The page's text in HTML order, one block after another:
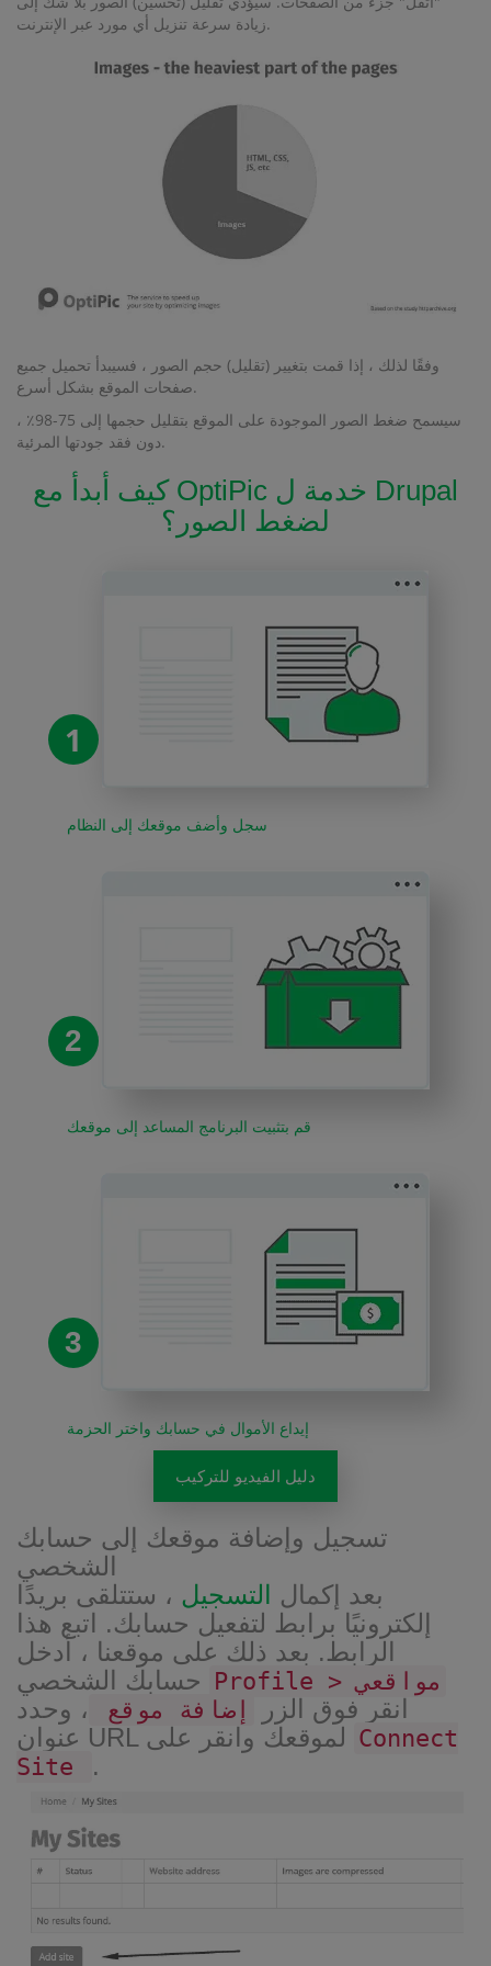
زيادة سرعة تنزيل أي مورد عبر الإنترنت.
وفقًا لذلك ، إذا قمت بتغيير (تقليل) حجم الصور ، فسيبدأ تحميل جميع
صفحات الموقع بشكل أسرع.
سيسمح ضغط الصور الموجودة على الموقع بتقليل حجمها إلى 75-98٪ ،
دون فقد جودتها المرئية.
كيف أبدأ مع OptiPic خدمة ل Drupal
لضغط الصور؟
1
سجل وأضف موقعك إلى النظام
2
قم بتثبيت البرنامج المساعد إلى موقعك
3
إيداع الأموال في حسابك واختر الحزمة
دليل الفيديو للتركيب
تسجيل وإضافة موقعك إلى حسابك
الشخصي
بعد إكمال التسجيل ، ستتلقى بريدًا
إلكترونيًا برابط لتفعيل حسابك. اتبع هذا
الرابط. بعد ذلك على موقعنا ، أدخل
Profile > مواقعي
انقر فوق الزر إضافة موقع
، وحدد
Connect
Site
.